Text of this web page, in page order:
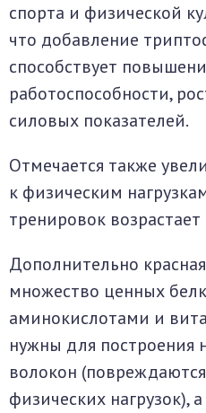
спорта и физической
что добавление
способствует
работоспособности,
силовых показателей.
Отмечается также
к физическим
тренировок возрастает
Дополнительно
множество ценных
аминокислотами и
нужны для
волокон
физических нагрузок),